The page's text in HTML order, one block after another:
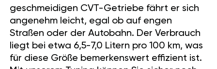
geschmeidigen CVT-Getriebe fährt er sich
angenehm leicht, egal ob auf engen
Straßen oder der Autobahn. Der Verbrauch
liegt bei etwa 6,5-7,0 Litern pro 100 km, was
für diese Größe bemerkenswert effizient ist.